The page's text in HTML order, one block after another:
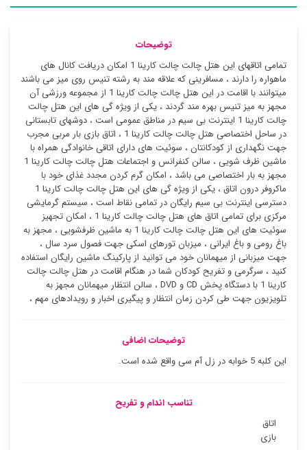
توضیحات
تمامی اتاقهای این هتل چالت چالت کارینا 1 امکان دریافت کانال های
ماهواره را دارند ، مسافرینی که علاقه مند به رشته تنیس روی میز می باشند
میتوانند با اقامت در این هتل چالت چالت کارینا 1 از مجموعه ورزشی آن
مجهز به میز تنیس بهره مند گردند ، یکی از ویژه گی های این هتل چالت
چالت کارینا 1 اینترنت بی سیم در مناطق عمومی است ، دوشهای تابستانی
در ساحل اختصاصی هتل چالت چالت کارینا 1 ، اتاق بازی بار مربی مجرب
جهت نگهداری از کودکانتان ، سوئیت ‌های دارای اتاقی خانوادگی همراه با
ماشین ظرف شویی ، سالن کنفرانس و اجتماعات هتل چالت چالت کارینا 1
مجهز به بار اختصاصی می باشد ، امکان گرم کردن مجدد غذای خود با
ماکروفر درون اتاق ، یکی از ویژه گی های این هتل چالت چالت کارینا 1
دسترسی اینترنت بی سیم رایگان در تمامی نقاط است ، سیستم گرمایشی
مرکزی برای تمامی اتاق های هتل چالت چالت کارینا 1 ، امکان تجهیز
سوئیت ‌های این هتل چالت چالت کارینا 1 به ماشین ظرفشویی ، مجهز به
باغ رومی و باغ ایرانی ، میزبان تورهای اسکی جهت فصول سرد سال ،
جهت میزبانی از میهمانان خود می توانید از پارکینگ ماشین رایگان استفاده
کنید ، سرگرمی و تفریح کودکان شما در هنگام اقامت در هتل چالت چالت
کارینا 1 با دستگاه پخش CD و DVD ، سالن انتظار میهمانان مجهز به
تلویزیون جهت طی کردن زمان انتظار و پیگیری اخبار و رویدادهای مهم ،
توضیحات اضافی
این کلبه 5 خوابه در زل آم سی واقع شده است.
تناسب اندام و تفریح
اتاق
بازی